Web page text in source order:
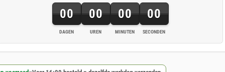
00
DAGEN
00
UREN
00
MINUTEN
00
SECONDEN